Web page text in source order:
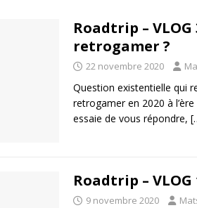
Roadtrip –
retrogamer ?
22 novembre 2020
Question existentielle qui
retrogamer en 2020 à
essaie de vous répondre,
Roadtrip – VLOG
9 novembre 2020